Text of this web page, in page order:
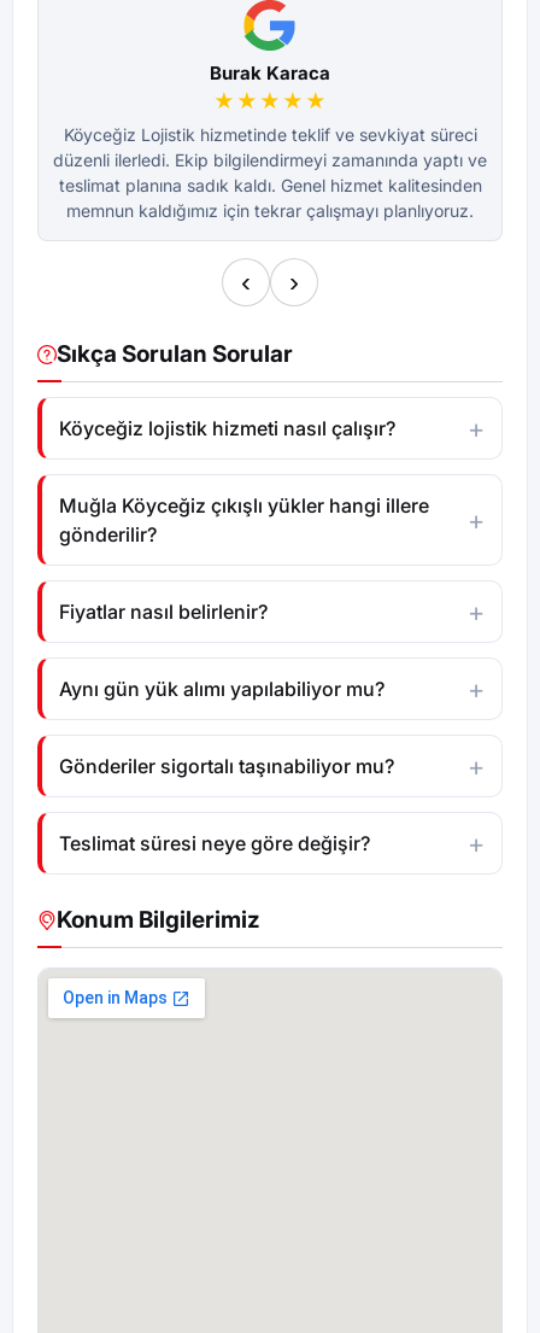
Burak Karaca
★★★★★
Köyceğiz Lojistik hizmetinde teklif ve sevkiyat süreci
düzenli ilerledi. Ekip bilgilendirmeyi zamanında yaptı ve
teslimat planına sadık kaldı. Genel hizmet kalitesinden
memnun kaldığımız için tekrar çalışmayı planlıyoruz.
‹ ›
Sıkça Sorulan Sorular
Köyceğiz lojistik hizmeti nasıl çalışır?
Muğla Köyceğiz çıkışlı yükler hangi illere
gönderilir?
Fiyatlar nasıl belirlenir?
Aynı gün yük alımı yapılabiliyor mu?
Gönderiler sigortalı taşınabiliyor mu?
Teslimat süresi neye göre değişir?
Konum Bilgilerimiz